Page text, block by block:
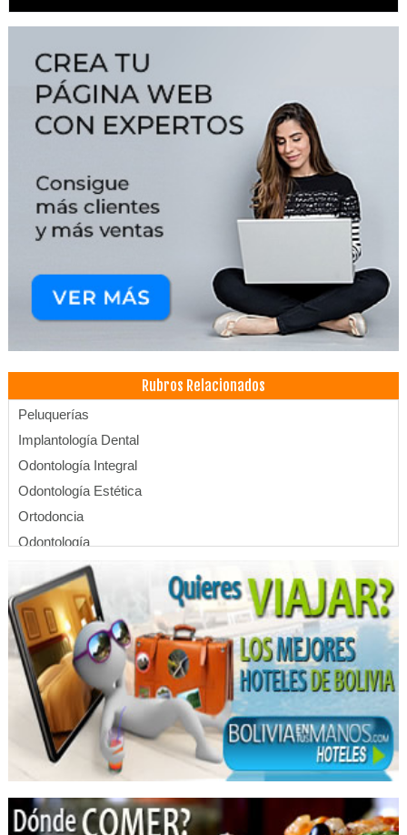
Rubros Relacionados
Peluquerías
Implantología Dental
Odontología Integral
Odontología Estética
Ortodoncia
Odontología
Implantes dentales
Médicos Odontólogos
Cirujano dental
Color capilar
Cortes de cabello
Depilación
Estética capilar
Manicura
SPA
Tratamiento capilar